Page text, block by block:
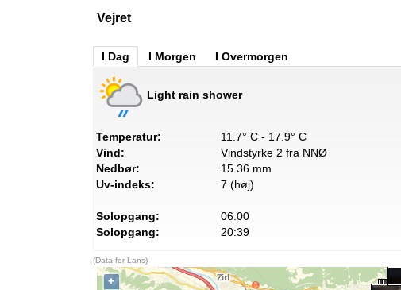
Vejret
I Dag I Morgen I Overmorgen
Light rain shower
Temperatur:
11.7° C - 17.9° C
Vind:
Vindstyrke 2 fra NNØ
Nedbør:
15.36 mm
Uv-indeks:
7 (høj)
Solopgang:
06:00
Solopgang:
20:39
(Data for Lans)
+